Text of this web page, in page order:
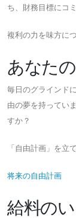
ち、財務目標にコ
複利の力を味方に
あなた
毎日のグラインド
由の夢を持ってい
すか？
「自由計画」を立
将来の自由計画
給料の